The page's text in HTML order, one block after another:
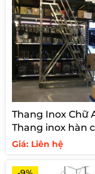
Thang Inox Chữ
Thang inox hàn
định cho siêu thị
Giá: Liên hệ